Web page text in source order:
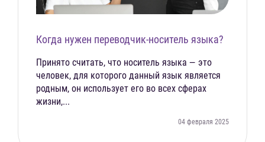
Когда нужен переводчик-носитель языка?
04 февраля 2025
Принято считать, что носитель языка — это
человек, для которого данный язык является
родным, он использует его во всех сферах
жизни,...